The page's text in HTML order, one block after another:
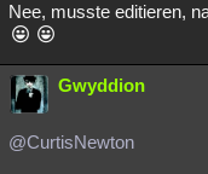
Nee, musste editieren,
Gwyddion
@CurtisNewton